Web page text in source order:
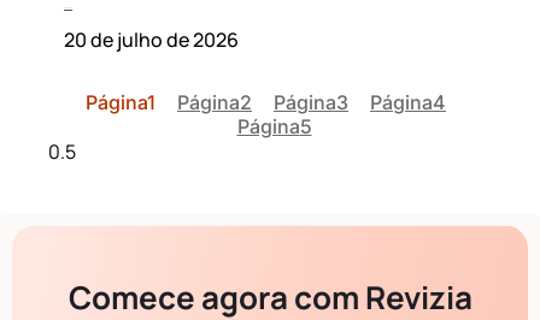
20 de julho de 2026
Página1 Página2 Página3 Página4
Página5
Comece agora com Revizia